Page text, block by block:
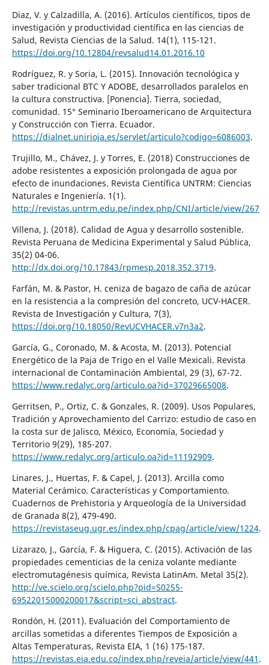
Diaz, V. y Calzadilla, A. (2016). Artículos científicos, tipos de
investigación y productividad científica en las ciencias de
Salud, Revista Ciencias de la Salud. 14(1), 115-121.
https://doi.org/10.12804/revsalud14.01.2016.10
Rodríguez, R. y Soria, L. (2015). Innovación tecnológica y
saber tradicional BTC Y ADOBE, desarrollados paralelos en
la cultura constructiva. [Ponencia]. Tierra, sociedad,
comunidad. 15° Seminario Iberoamericano de Arquitectura
y Construcción con Tierra. Ecuador.
https://dialnet.unirioja.es/servlet/articulo?codigo=6086003.
Trujillo, M., Chávez, J. y Torres, E. (2018) Construcciones de
adobe resistentes a exposición prolongada de agua por
efecto de inundaciones. Revista Científica UNTRM: Ciencias
Naturales e Ingeniería. 1(1).
http://revistas.untrm.edu.pe/index.php/CNI/article/view/267
Villena, J. (2018). Calidad de Agua y desarrollo sostenible.
Revista Peruana de Medicina Experimental y Salud Pública,
35(2) 04-06.
http://dx.doi.org/10.17843/rpmesp.2018.352.3719.
Farfán, M. & Pastor, H. ceniza de bagazo de caña de azúcar
en la resistencia a la compresión del concreto, UCV-HACER.
Revista de Investigación y Cultura, 7(3),
https://doi.org/10.18050/RevUCVHACER.v7n3a2.
García, G., Coronado, M. & Acosta, M. (2013). Potencial
Energético de la Paja de Trigo en el Valle Mexicali. Revista
internacional de Contaminación Ambiental, 29 (3), 67-72.
https://www.redalyc.org/articulo.oa?id=37029665008.
Gerritsen, P., Ortiz, C. & Gonzales, R. (2009). Usos Populares,
Tradición y Aprovechamiento del Carrizo: estudio de caso en
la costa sur de Jalisco, México, Economía, Sociedad y
Territorio 9(29), 185-207.
https://www.redalyc.org/articulo.oa?id=11192909.
Linares, J., Huertas, F. & Capel, J. (2013). Arcilla como
Material Cerámico. Características y Comportamiento.
Cuadernos de Prehistoria y Arqueología de la Universidad
de Granada 8(2), 479-490.
https://revistaseug.ugr.es/index.php/cpag/article/view/1224.
Lizarazo, J., García, F. & Higuera, C. (2015). Activación de las
propiedades cementicias de la ceniza volante mediante
electromutagénesis química, Revista LatinAm. Metal 35(2).
http://ve.scielo.org/scielo.php?pid=S0255-
69522015000200017&script=sci_abstract.
Rondón, H. (2011). Evaluación del Comportamiento de
arcillas sometidas a diferentes Tiempos de Exposición a
Altas Temperaturas, Revista EIA, 1 (16) 175-187.
https://revistas.eia.edu.co/index.php/reveia/article/view/441 .